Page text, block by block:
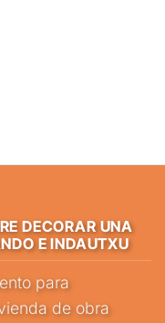
DECORAR UNA
E INDAUTXU
para
de obra